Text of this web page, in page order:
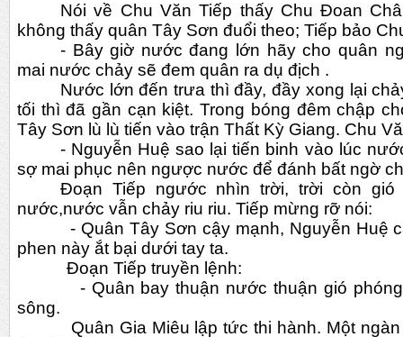
Nói về Chu Văn Tiếp thấy Chu Đoan
không thấy quân Tây Sơn đuổi theo; Tiếp bảo
- Bây giờ nước đang lớn hãy cho quân
mai nước chảy sẽ đem quân ra dụ địch .
Nước lớn đến trưa thì đầy, đầy xong lại
tối thì đã gần cạn kiệt. Trong bóng đêm chập
Tây Sơn lù lù tiến vào trận Thất Kỳ Giang. Chu
- Nguyễn Huệ sao lại tiến binh vào lúc
sợ mai phục nên ngược nước để đánh bất ngờ
Đoạn Tiếp ngước nhìn trời, trời còn gió
nước,nước vẫn chảy riu riu. Tiếp mừng rỡ nói:
phen này ắt bại dưới tay ta.
Đoạn Tiếp truyền lệnh:
sông.